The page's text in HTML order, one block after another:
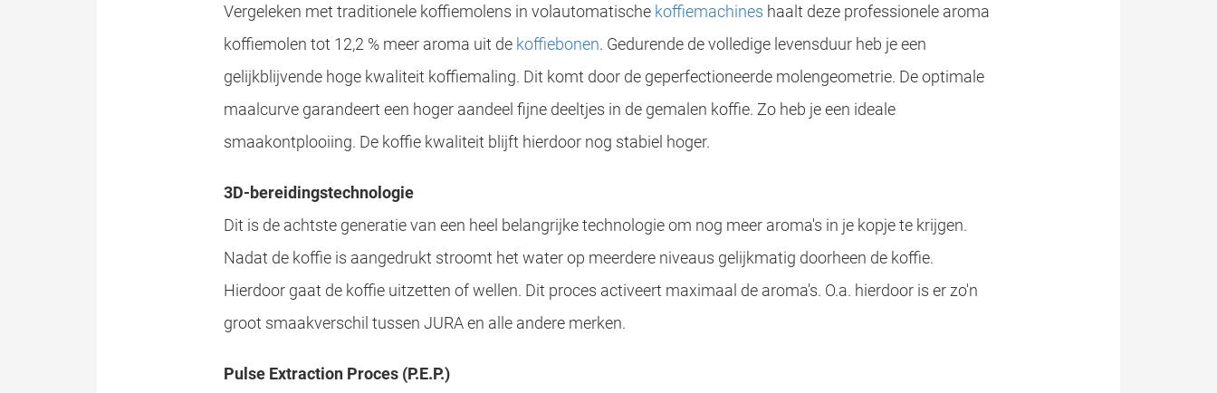
Vergeleken met traditionele koffiemolens in volautomatische koffiemachines haalt deze professionele aroma
koffiemolen tot 12,2 % meer aroma uit de koffiebonen. Gedurende de volledige levensduur heb je een
gelijkblijvende hoge kwaliteit koffiemaling. Dit komt door de geperfectioneerde molengeometrie. De optimale
maalcurve garandeert een hoger aandeel fijne deeltjes in de gemalen koffie. Zo heb je een ideale
smaakontplooiing. De koffie kwaliteit blijft hierdoor nog stabiel hoger.
3D-bereidingstechnologie
Dit is de achtste generatie van een heel belangrijke technologie om nog meer aroma's in je kopje te krijgen.
Nadat de koffie is aangedrukt stroomt het water op meerdere niveaus gelijkmatig doorheen de koffie.
Hierdoor gaat de koffie uitzetten of wellen. Dit proces activeert maximaal de aroma's. O.a. hierdoor is er zo'n
groot smaakverschil tussen JURA en alle andere merken.
Pulse Extraction Proces (P.E.P.)